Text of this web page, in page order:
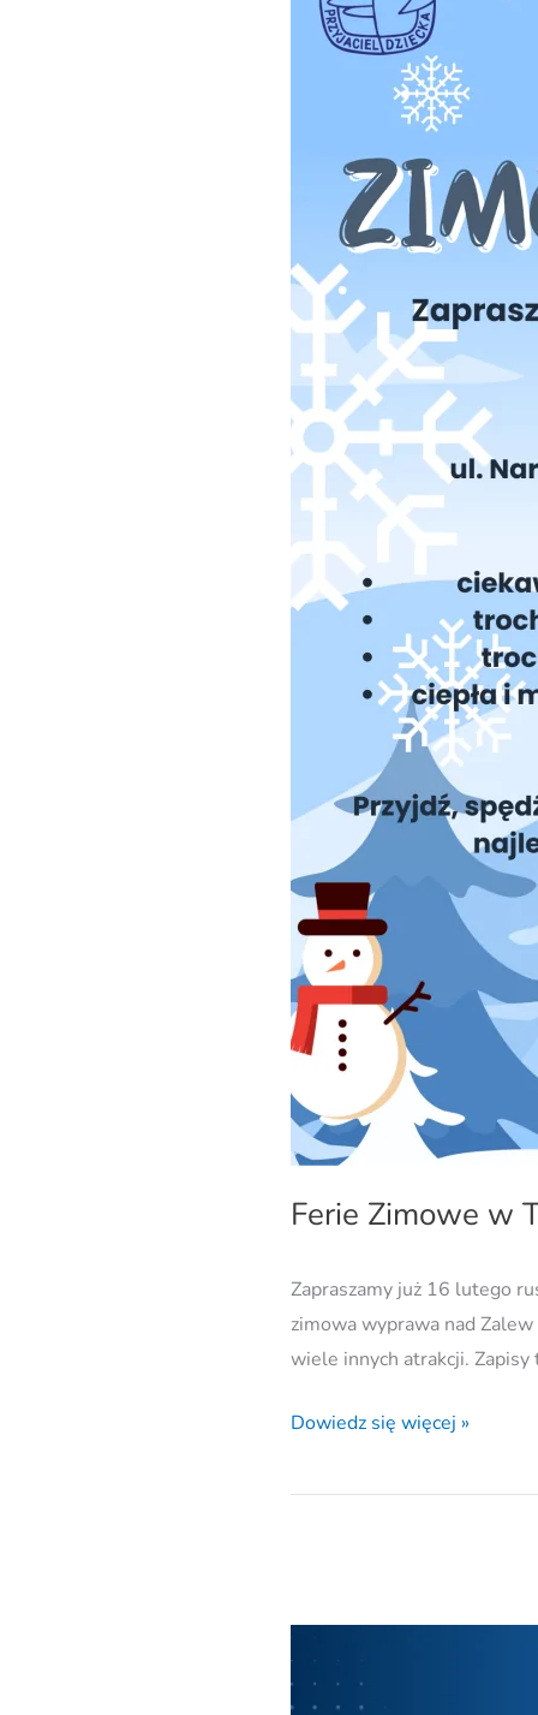
Ferie Zimowe w
Zapraszamy już 16 lutego
zimowa wyprawa nad
wiele innych atrakcji. Zapisy
Dowiedz się więcej »
%